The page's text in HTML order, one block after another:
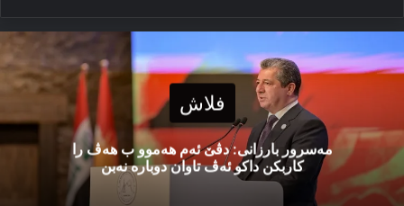
فلاش
مەسرور بارزانی: دڤێ ئەم هەموو ب هەڤ را
کاربکن داکو ئەڤ تاوان دوبارە نەبن